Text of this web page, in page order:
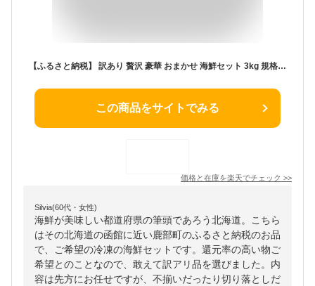
【ふるさと納税】 訳あり 贅沢 豪華 おまかせ 海鮮セット 3kg 規格外 不揃い キズ 切り落とし ほたて 明太子 いか 魚介 魚介類 厳選 詰め合わせ SDGs フードロス 冷凍 送料無料
この商品をサイトでみる
価格と在庫を楽天でチェック >>
Silvia(60代・女性)
海鮮が美味しい都道府県の筆頭であろう北海道。こちら
はその北海道の函館に近い鹿部町のふるさと納税のお品
で、ご希望の冷凍の海鮮セットです。還元率の高い物ご
希望とのことなので、敢えて訳アリ品を選びました。内
容は先方にお任せですが、不揃いだったり切り落としだ